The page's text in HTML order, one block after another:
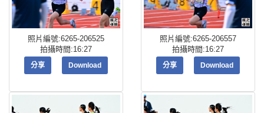
照片編號:6265-206525
拍攝時間:16:27
分享 Download
照片編號:6265-206557
拍攝時間:16:27
分享 Download